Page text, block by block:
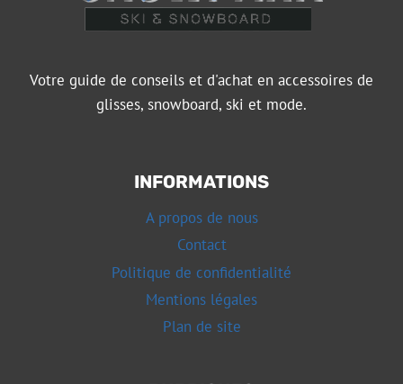
Votre guide de conseils et d'achat en accessoires de
glisses, snowboard, ski et mode.
INFORMATIONS
A propos de nous
Contact
Politique de confidentialité
Mentions légales
Plan de site